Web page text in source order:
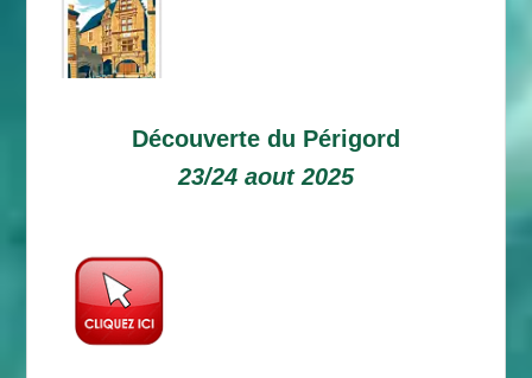
Découverte du Périgord
23/24 aout 2025